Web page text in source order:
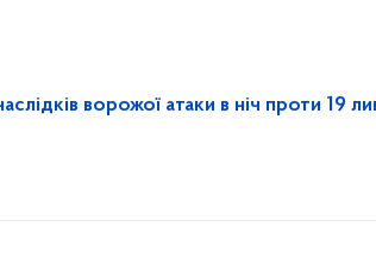
ворожої атаки в ніч проти 19